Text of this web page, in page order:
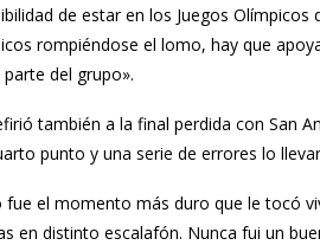
de estar en los Juegos
rompiéndose el lomo, hay que
del grupo».
también a la final perdida con San
punto y una serie de errores lo
fue el momento más duro que le tocó
en distinto escalafón. Nunca fui un